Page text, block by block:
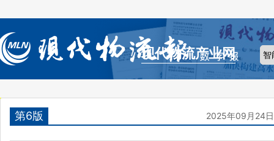
现代物流产业网
第6版 2025年09月24